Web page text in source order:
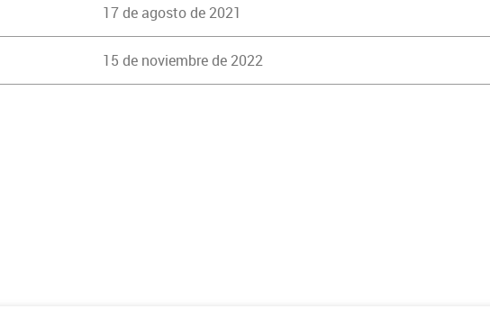
17 de agosto de 2021
15 de noviembre de 2022